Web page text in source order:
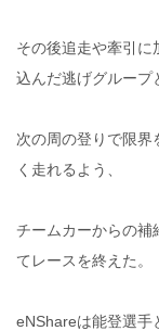
その後追走や牽引に
込んだ逃げグループ
次の周の登りで限
く走れるよう、
チームカーからの補
てレースを終えた。
eNShareは能登選手